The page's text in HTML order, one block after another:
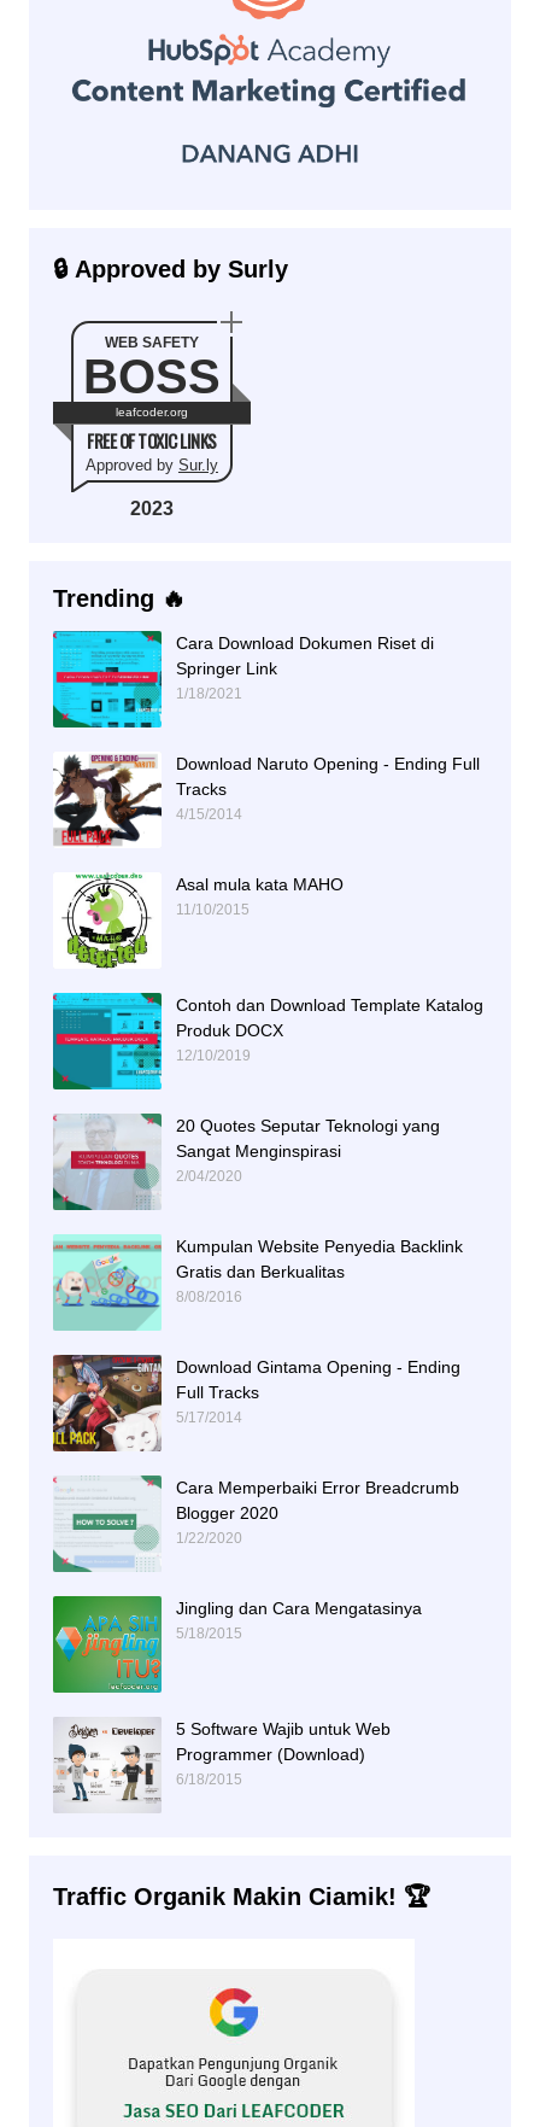
🔒 Approved by Surly
WEB SAFETY
BOSS
leafcoder.org
FREE OF TOXIC LINKS
Approved by Sur.ly
2023
Trending 🔥
Cara Download Dokumen Riset di
Springer Link
1/18/2021
Download Naruto Opening - Ending Full
Tracks
4/15/2014
Asal mula kata MAHO
11/10/2015
Contoh dan Download Template Katalog
Produk DOCX
12/10/2019
20 Quotes Seputar Teknologi yang
Sangat Menginspirasi
2/04/2020
Kumpulan Website Penyedia Backlink
Gratis dan Berkualitas
8/08/2016
Download Gintama Opening - Ending
Full Tracks
5/17/2014
Cara Memperbaiki Error Breadcrumb
Blogger 2020
1/22/2020
Jingling dan Cara Mengatasinya
5/18/2015
5 Software Wajib untuk Web
Programmer (Download)
6/18/2015
Traffic Organik Makin Ciamik! 🏆